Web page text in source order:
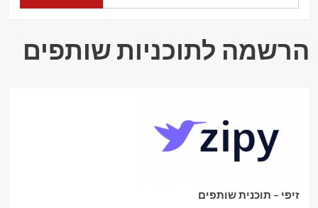
תזונה
הרשמה לתוכניות שותפים
זיפי – תוכנית שותפים